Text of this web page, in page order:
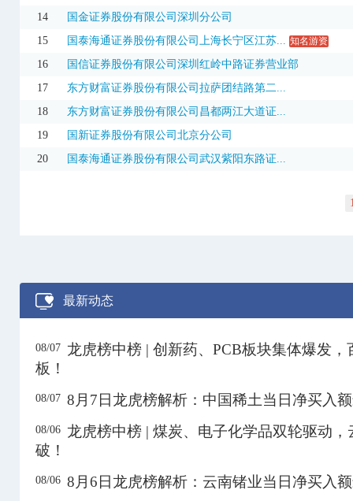
301366 一博科技 53.33
301520 万邦医药 56.33 12.21% 1.67亿
301677 欣兴工具 62.61 -2.43%
301707 展芯股份 116.52 396.89%
600363 联创光电 22.80 2.79%
600892
601700 风范股份 6.44 -10.06% 1.58亿
603459 红板科技 10.00% 7.76亿
14
国金证券股份有限公司深圳分公司
15
国泰海通证券股份有限公司上海长宁区江苏... 知名游资
16
国信证券股份有限公司深圳红岭中路证券营业部
17
东方财富证券股份有限公司拉萨团结路第二...
18
东方财富证券股份有限公司昌都两江大道证...
19
国新证券股份有限公司北京分公司
20
国泰海通证券股份有限公司武汉紫阳东路证...
最新动态
08/07 龙虎榜中榜 | 创新药、PCB板块集体爆发，
板！
08/07 8月7日龙虎榜解析：中国稀土当日净买入
08/06 龙虎榜中榜 | 煤炭、电子化学品双轮驱动
破！
08/06 8月6日龙虎榜解析：云南锗业当日净买入